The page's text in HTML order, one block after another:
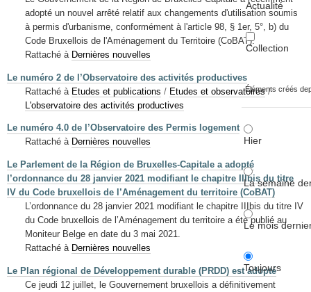
Actualité
Collection
Éléments créés
Hier
La semaine
Le mois
Toujours
adopté un nouvel arrêté relatif aux changements d'utilisation soumis
à permis d'urbanisme, conformément à l'article 98, § 1er, 5°, b) du
Code Bruxellois de l'Aménagement du Territoire (CoBAT).
Rattaché à Dernières nouvelles
Le numéro 2 de l’Observatoire des activités productives
Rattaché à Etudes et publications / Etudes et observatoires /
L'observatoire des activités productives
Le numéro 4.0 de l’Observatoire des Permis logement
Rattaché à Dernières nouvelles
Le Parlement de la Région de Bruxelles-Capitale a adopté
l’ordonnance du 28 janvier 2021 modifiant le chapitre IIIbis du titre
IV du Code bruxellois de l’Aménagement du territoire (CoBAT)
L’ordonnance du 28 janvier 2021 modifiant le chapitre IIIbis du titre IV
du Code bruxellois de l’Aménagement du territoire a été publié au
Moniteur Belge en date du 3 mai 2021.
Rattaché à Dernières nouvelles
Le Plan régional de Développement durable (PRDD) est adopté
Ce jeudi 12 juillet, le Gouvernement bruxellois a définitivement